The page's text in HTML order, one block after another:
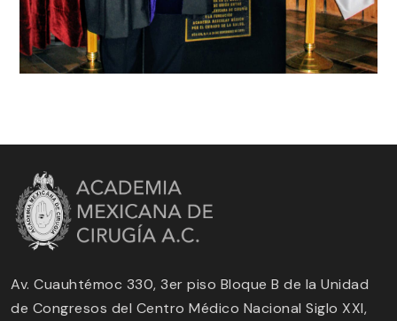
Av. Cuauhtémoc 330, 3er piso Bloque B de la Unidad
de Congresos del Centro Médico Nacional Siglo XXI,